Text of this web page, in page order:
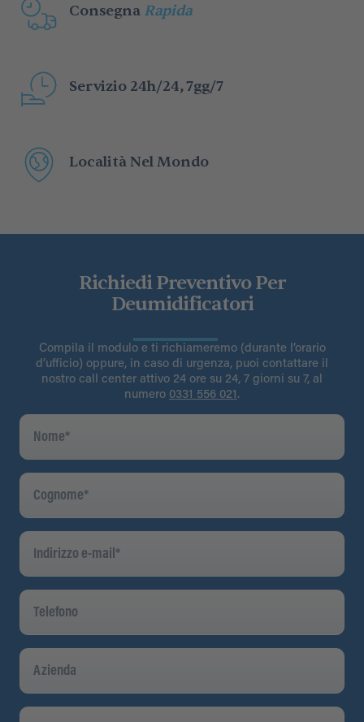
Consegna Rapida
Servizio 24h/24, 7gg/7
Località Nel Mondo
Richiedi Preventivo Per
Deumidificatori
Compila il modulo e ti richiameremo (durante l’orario
d’ufficio) oppure, in caso di urgenza, puoi contattare il
nostro call center attivo 24 ore su 24, 7 giorni su 7, al
numero 0331 556 021 .
Nome
Cognome
Indirizzo
Mail
Telefono
Azienda
Città/Paese